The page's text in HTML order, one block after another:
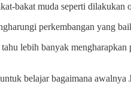
bakat muda seperti
perkembangan yang
lebih banyak
belajar bagaimana